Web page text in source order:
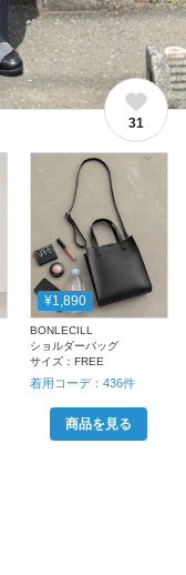
31
¥1,890
BONLECILL
ショルダーバッグ
サイズ： FREE
着用コーデ： 436件
商品を見る